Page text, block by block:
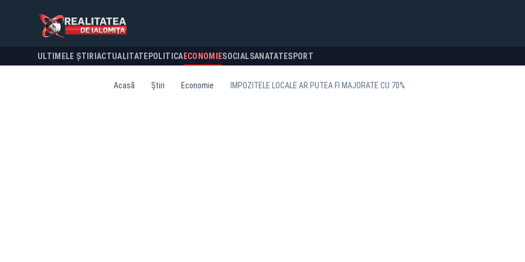
ULTIMELE ȘTIRI ACTUALITATE POLITICA ECONOMIESOCIALSANATATESPORT
Acasă Știri Economie IMPOZITELE LOCALE AR PUTEA FI MAJORATE CU 70%